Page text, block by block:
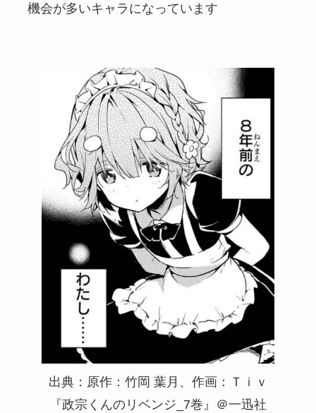
機会が多いキャラになっています
出典：原作：竹岡 葉月、作画：Ｔｉｖ
『政宗くんのリベンジ_7巻』＠一迅社